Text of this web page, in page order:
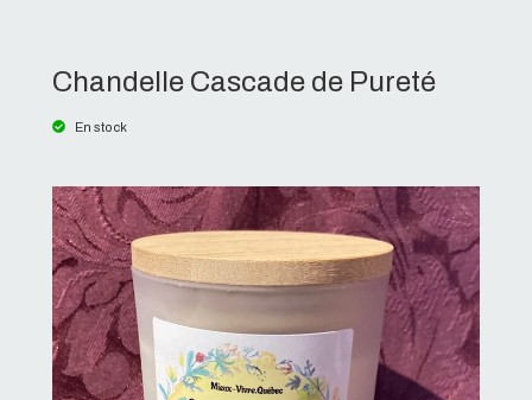
Chandelle Cascade de Pureté
En stock